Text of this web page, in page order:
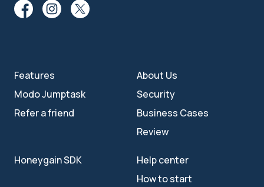
Features
Modo Jumptask
Refer a friend
About Us
Security
Business Cases
Review
Honeygain SDK
Help center
How to start